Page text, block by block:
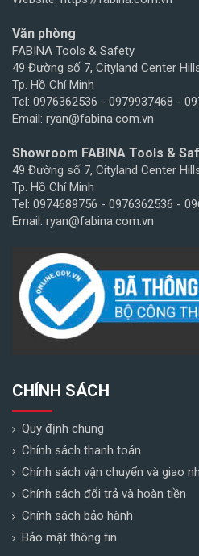
Văn phòng
FABINA Tools & Safety
49 Đường số 7, Cityland Center
Tp. Hồ Chí Minh
Tel: 0976362536 - 0979937468 -
Email: ryan@fabina.com.vn
Showroom FABINA Tools &
49 Đường số 7, Cityland Center
Tp. Hồ Chí Minh
Tel: 0974689756 - 0976362536 -
Email: ryan@fabina.com.vn
CHÍNH SÁCH
Quy định chung
Chính sách thanh toán
Chính sách vận chuyển và giao
Chính sách đổi trả và hoàn tiền
Chính sách bảo hành
Bảo mật thông tin